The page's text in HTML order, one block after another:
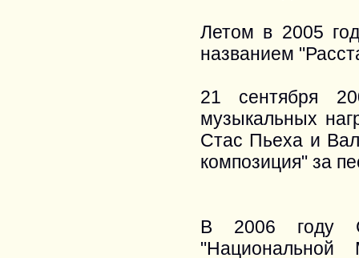
Летом в 2005
названием
21 сентября
музыкальных
Стас Пьеха и
композиция" за
В 2006 году
"Национальной